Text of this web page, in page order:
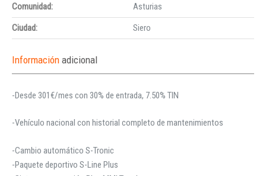
Comunidad:
Asturias
Ciudad:
Siero
Información adicional
-Desde 301€/mes con 30% de entrada, 7.50% TIN
-Vehículo nacional con historial completo de mantenimientos
-Cambio automático S-Tronic
-Paquete deportivo S-Line Plus